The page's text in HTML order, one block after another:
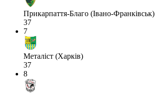
Прикарпаття-Благо (Івано-Франківськ)
37
7
Металіст (Харків)
37
8